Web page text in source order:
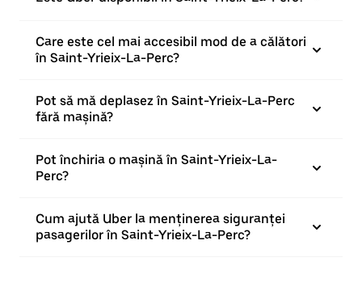
Care este cel mai accesibil mod de a călători
în Saint-Yrieix-La-Perc?
Pot să mă deplasez în Saint-Yrieix-La-Perc
fără mașină?
Pot închiria o mașină în Saint-Yrieix-La-
Perc?
Cum ajută Uber la menținerea siguranței
pasagerilor în Saint-Yrieix-La-Perc?